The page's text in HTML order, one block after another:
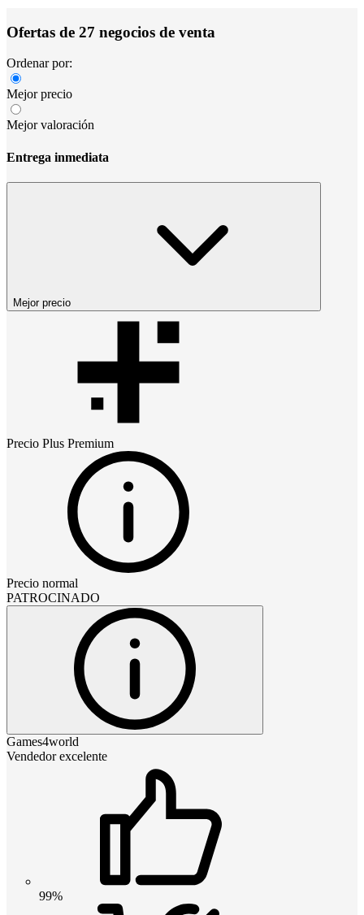
Ofertas de 27 negocios de venta
Ordenar por:
Mejor precio
Mejor valoración
Entrega inmediata
Mejor precio
Precio Plus Premium
Precio normal
PATROCINADO
Games4world
Vendedor excelente
99%